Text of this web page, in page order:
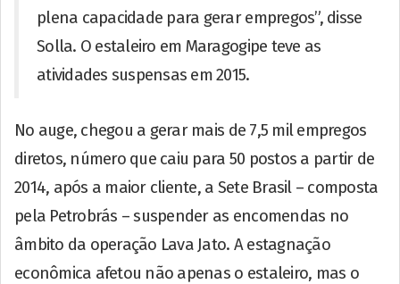
plena capacidade para gerar empregos”, disse
Solla. O estaleiro em Maragogipe teve as
atividades suspensas em 2015.
No auge, chegou a gerar mais de 7,5 mil empregos
diretos, número que caiu para 50 postos a partir de
2014, após a maior cliente, a Sete Brasil – composta
pela Petrobrás – suspender as encomendas no
âmbito da operação Lava Jato. A estagnação
econômica afetou não apenas o estaleiro, mas o